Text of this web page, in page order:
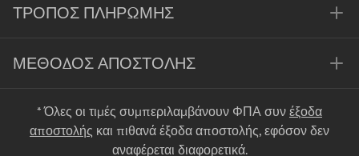
ΤΡΌΠΟΣ ΠΛΗΡΩΜΉΣ
ΜΈΘΟΔΟΣ ΑΠΟΣΤΟΛΉΣ
* Όλες οι τιμές συμπεριλαμβάνουν ΦΠΑ συν έξοδα
αποστολής και πιθανά έξοδα αποστολής, εφόσον δεν
αναφέρεται διαφορετικά.